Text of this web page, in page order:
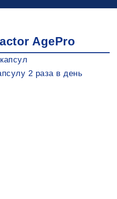
AgePro
2 раза в день